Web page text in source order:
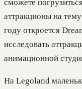
сможете
аттракционы на
году откроется
исследовать
анимационной
На Legoland